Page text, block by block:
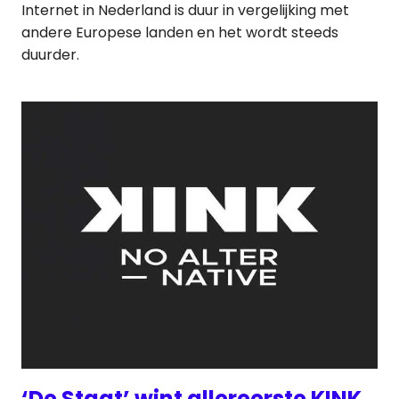
Internet in Nederland is duur in vergelijking met
andere Europese landen en het wordt steeds
duurder.